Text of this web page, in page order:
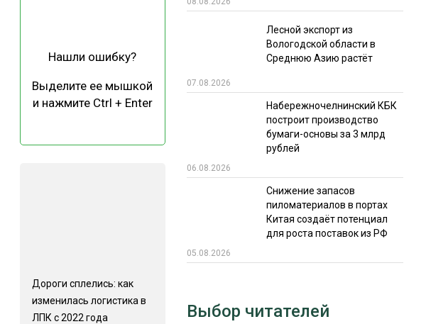
ДИСКУССИЯ
ИТОГИ МЕРОПРИЯТИЙ
Нашли ошибку?
Выделите ее мышкой
и нажмите Ctrl + Enter
Дороги сплелись: как
изменилась логистика в
ЛПК с 2022 года
Лесной экспорт из
Вологодской области в
Среднюю Азию растёт
07.08.2026
Набережночелнинский КБК
построит производство
бумаги-основы за 3 млрд
рублей
06.08.2026
Снижение запасов
пиломатериалов в портах
Китая создаёт потенциал
для роста поставок из РФ
05.08.2026
Выбор читателей